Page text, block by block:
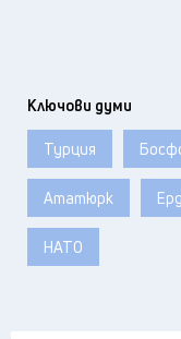
Ключови думи
Турция
Ататюрк
НАТО